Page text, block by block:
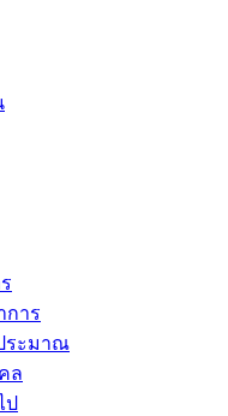
การ
ระมาณ
ล
ป